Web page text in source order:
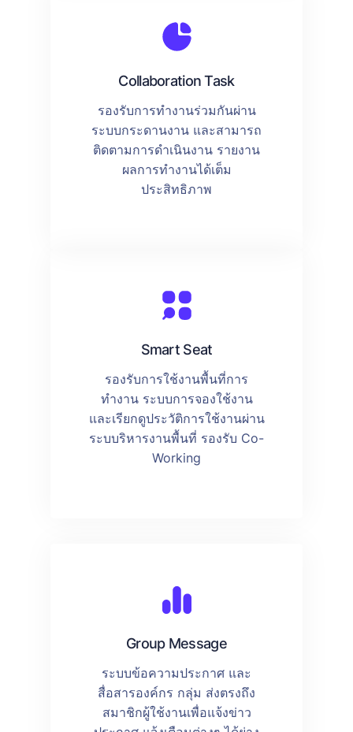
Collaboration Task
รองรับการทำงานร่วมกันผ่าน
ระบบกระดานงาน และสามารถ
ติดตามการดำเนินงาน รายงาน
ผลการทำงานได้เต็ม
ประสิทธิภาพ
Smart Seat
รองรับการใช้งานพื้นที่การ
ทำงาน ระบบการจองใช้งาน
และเรียกดูประวัติการใช้งานผ่าน
ระบบริหารงานพื้นที่ รองรับ Co-
Working
Group Message
ระบบข้อความประกาศ และ
สื่อสารองค์กร กลุ่ม ส่งตรงถึง
สมาชิกผู้ใช้งานเพื่อแจ้งข่าว